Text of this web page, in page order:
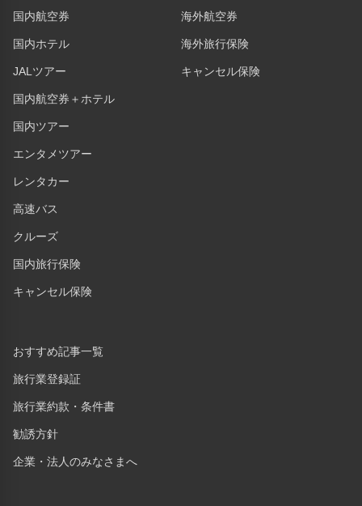
国内航空券
国内ホテル
JALツアー
国内航空券＋ホテル
国内ツアー
エンタメツアー
レンタカー
高速バス
クルーズ
国内旅行保険
キャンセル保険
海外航空券
海外旅行保険
キャンセル保険
おすすめ記事一覧
旅行業登録証
旅行業約款・条件書
勧誘方針
企業・法人のみなさまへ